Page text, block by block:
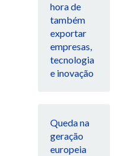
hora de
também
exportar
empresas,
tecnologia
e inovação
Queda na
geração
europeia